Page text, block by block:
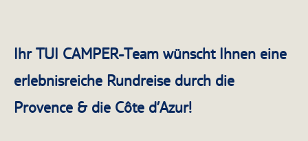
Ihr TUI CAMPER-Team wünscht Ihnen eine
erlebnisreiche Rundreise durch die
Provence & die Côte d’Azur!